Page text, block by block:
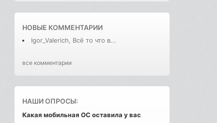
НОВЫЕ КОММЕНТАРИИ
Igor_Valerich, Всё то что в...
все комментарии
НАШИ ОПРОСЫ:
Какая мобильная ОС оставила у вас